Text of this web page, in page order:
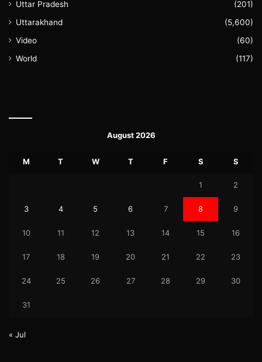
Uttar Pradesh
(201)
Uttarakhand
(5,600)
Video
(60)
World
(117)
August 2026
M T W T F S S
1 2
3 4 5 6 7 8 9
10 11 12 13 14 15 16
17 18 19 20 21 22 23
24 25 26 27 28 29 30
31
« Jul